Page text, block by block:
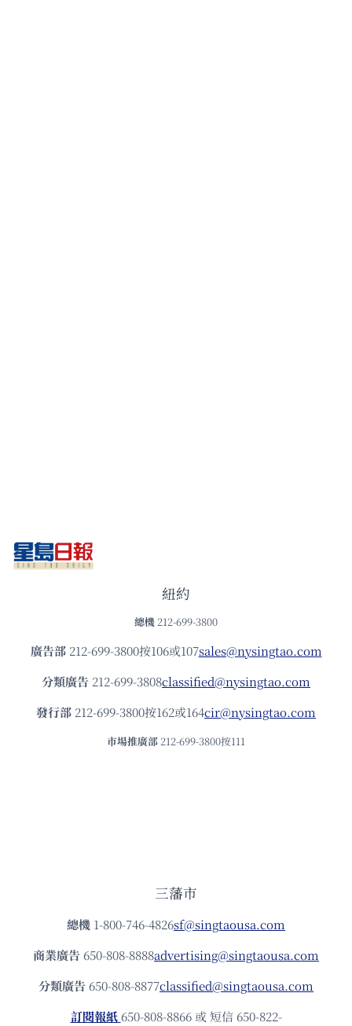
紐約
總機 212-699-3800
廣告部212-699-3800按106或107sales@nysingtao.com
分類廣告 212-699-3808classified@nysingtao.com
發⾏部 212-699-3800按162或164cir@nysingtao.com
市場推廣部 212-699-3800按111
三藩市
總機 1-800-746-4826sf@singtaousa.com
商業廣告 650-808-8888advertising@singtaousa.com
分類廣告 650-808-8877classified@singtaousa.com
訂閱報紙 650-808-8866 或 短信 650-822-